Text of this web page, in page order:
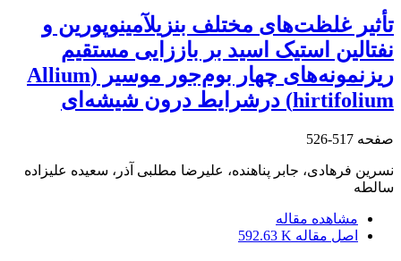
تأثیر غلظت‌های مختلف بنزیلآمینوپورین و
نفتالین استیک اسید بر باززایی مستقیم
ریزنمونه‌های چهار بوم‌جور موسیر (Allium
hirtifolium) درشرایط درون شیشه‌ای
صفحه 517-526
نسرین فرهادی، جابر پناهنده، علیرضا مطلبی آذر، سعیده علیزاده
سالطه
مشاهده مقاله
اصل مقاله 592.63 K